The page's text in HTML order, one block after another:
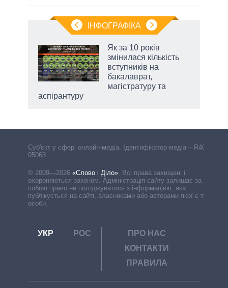
ІНФОГРАФІКА
Як за 10 років
змінилася кількість
вступників на
бакалаврат,
магістратуру та
аспірантуру
Cуб'єкт у сфері онлайн-медіа. Ідентифікатор медіа – R40-
05063
© 2009—2026 «Слово і Діло» Всі права захищені і
охороняються законом. Адміністрація сайту залишає за
собою право не погоджуватися з інформацією, яка
публікується на сайті, власниками або авторами якої є треті
особи.
УКР РОС
ПРО НАС
КОНТАКТИ
ПРАВИЛА